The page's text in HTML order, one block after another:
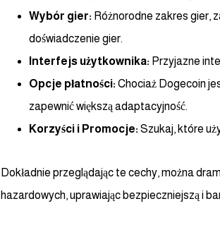
Wybór gier: Różnorodne zakres gier,
doświadczenie gier.
Interfejs użytkownika: Przyjazne
Opcje płatności: Chociaż Dogecoin
zapewnić większą adaptacyjność.
Korzyści i Promocje: Szukaj, które
Dokładnie przeglądając te cechy, można
hazardowych, uprawiając bezpieczniejszą i